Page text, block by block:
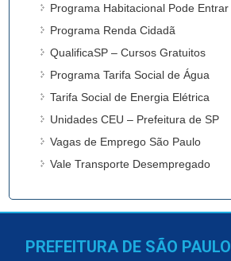
Programa Habitacional Pode Entrar
Programa Renda Cidadã
QualificaSP – Cursos Gratuitos
Programa Tarifa Social de Água
Tarifa Social de Energia Elétrica
Unidades CEU – Prefeitura de SP
Vagas de Emprego São Paulo
Vale Transporte Desempregado
PREFEITURA DE SÃO PAULO